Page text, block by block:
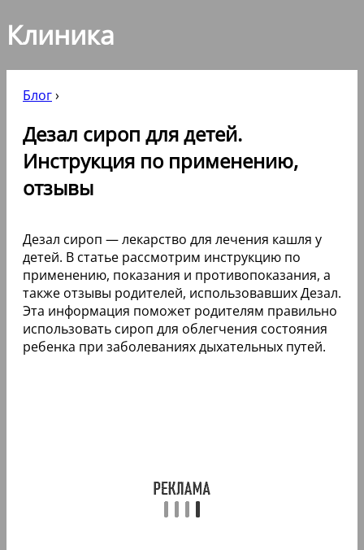
Клиника
Блог›
Дезал сироп для детей.
Инструкция по применению,
отзывы
Дезал сироп — лекарство для лечения кашля у
детей. В статье рассмотрим инструкцию по
применению, показания и противопоказания, а
также отзывы родителей, использовавших Дезал.
Эта информация поможет родителям правильно
использовать сироп для облегчения состояния
ребенка при заболеваниях дыхательных путей.